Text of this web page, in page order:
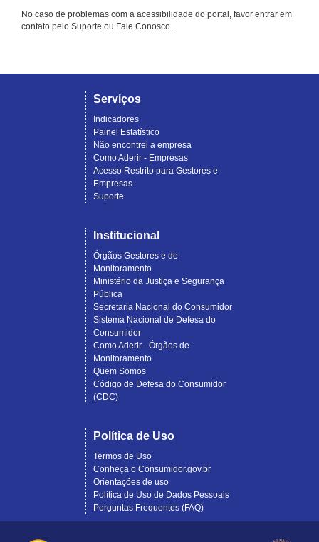
No caso de problemas com a acessibilidade do portal, favor entrar em
contato pelo Suporte ou Fale Conosco.
Serviços
Indicadores
Painel Estatístico
Não encontrei a empresa
Como Aderir - Empresas
Acesso Restrito para Gestores e
Empresas
Suporte
Institucional
Órgãos Gestores e de
Monitoramento
Ministério da Justiça e Segurança
Pública
Secretaria Nacional do Consumidor
Sistema Nacional de Defesa do
Consumidor
Como Aderir - Órgãos de
Monitoramento
Quem Somos
Código de Defesa do Consumidor
(CDC)
Política de Uso
Termos de Uso
Conheça o Consumidor.gov.br
Orientações de uso
Política de Uso de Dados Pessoais
Perguntas Frequentes (FAQ)